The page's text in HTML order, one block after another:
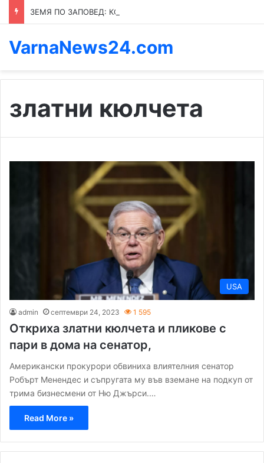
VarnaNews24.com
златни кюлчета
USA
admin септември 24, 2023 1 595
Откриха златни кюлчета и пликове с
пари в дома на сенатор,
Американски прокурори обвиниха влиятелния сенатор
Робърт Менендес и съпругата му във вземане на подкуп от
трима бизнесмени от Ню Джърси.…
Read More »